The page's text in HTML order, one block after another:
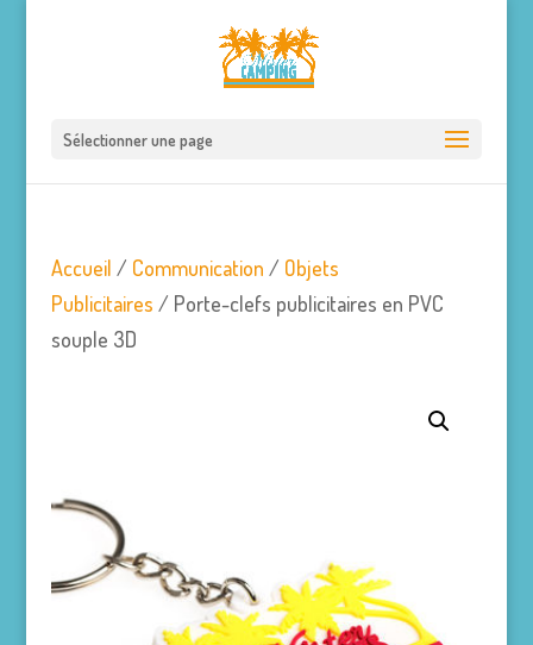
Sélectionner une page
Accueil / Communication / Objets
Publicitaires / Porte-clefs publicitaires en PVC
souple 3D